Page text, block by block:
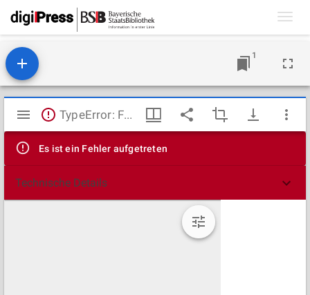
1
Mirador
Viewer
TypeError: Failed to fetch
Es ist ein Fehler aufgetreten
Technische Details